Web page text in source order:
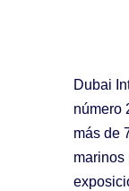
Dubai
número
más de
marinos